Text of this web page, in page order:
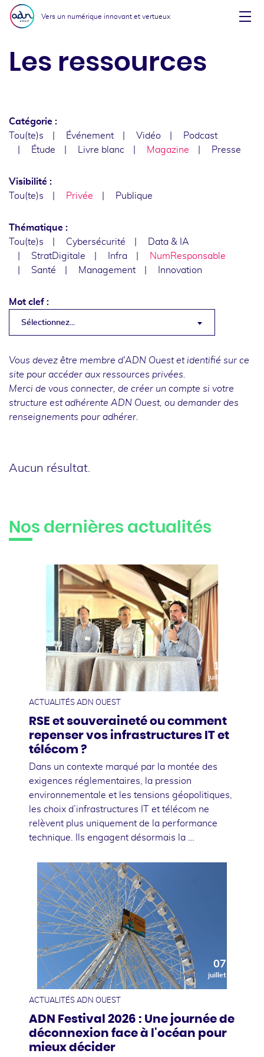
Aller au menu
Aller au contenu
Vers un numérique innovant et vertueux
Les ressources
Catégorie :
Tou(te)s
Événement Vidéo
Podcast
Étude
Livre blanc Magazine Presse
Visibilité :
Tou(te)s
Privée Publique
Thématique :
Tou(te)s
Cybersécurité
Data & IA
StratDigitale
Infra
NumResponsable
Santé
Management Innovation
Mot clef :
Sélectionnez...
Vous devez être membre d'ADN Ouest et identifié sur ce
site pour accéder aux ressources privées.
Merci de vous connecter , de créer un compte si votre
structure est adhérente ADN Ouest, ou demander des
renseignements pour adhérer.
Aucun résultat.
Nos dernières actualités
10
juillet
ACTUALITÉS ADN OUEST
RSE et souveraineté ou comment
repenser vos infrastructures IT et
télécom ?
Dans un contexte marqué par la montée des
exigences réglementaires, la pression
environnementale et les tensions géopolitiques,
les choix d’infrastructures IT et télécom ne
relèvent plus uniquement de la performance
technique. Ils engagent désormais la …
07
juillet
ACTUALITÉS ADN OUEST
ADN Festival 2026 : Une journée de
déconnexion face à l'océan pour
mieux décider